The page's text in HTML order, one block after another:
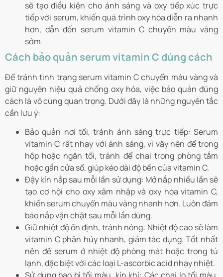
sẽ tạo điều kiện cho ánh sáng và oxy tiếp xúc trực
tiếp với serum, khiến quá trình oxy hóa diễn ra nhanh
hơn, dẫn đến serum vitamin C chuyển màu vàng
sớm.
Cách bảo quản serum vitamin C đúng cách
Để tránh tình trạng serum vitamin C chuyển màu vàng và
giữ nguyên hiệu quả chống oxy hóa, việc bảo quản đúng
cách là vô cùng quan trọng. Dưới đây là những nguyên tắc
cần lưu ý:
Bảo quản nơi tối, tránh ánh sáng trực tiếp: Serum
vitamin C rất nhạy với ánh sáng, vì vậy nên để trong
hộp hoặc ngăn tối, tránh để chai trong phòng tắm
hoặc gần cửa sổ, giúp kéo dài độ bền của vitamin C.
Đậy kín nắp sau mỗi lần sử dụng: Mở nắp nhiều lần sẽ
tạo cơ hội cho oxy xâm nhập và oxy hóa vitamin C,
khiến serum chuyển màu vàng nhanh hơn. Luôn đảm
bảo nắp vặn chặt sau mỗi lần dùng.
Giữ nhiệt độ ổn định, tránh nóng: Nhiệt độ cao sẽ làm
vitamin C phân hủy nhanh, giảm tác dụng. Tốt nhất
nên để serum ở nhiệt độ phòng mát hoặc trong tủ
lạnh, đặc biệt với các loại L-ascorbic acid nhạy nhiệt.